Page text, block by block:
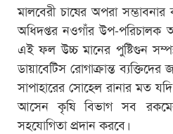
মালবেরী চাষের অপরা
অধিদপ্তর নওগাঁর উপ-
এই ফল উচ্চ মানের পুষ্টিগুন
ডায়াবেটিস রোগাক্রান্ত
সাপাহারের সোহেল রানার মত
আসেন কৃষি বিভাগ সব
সহযোগিতা প্রদান করবে।